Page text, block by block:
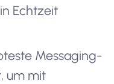
Echtzeit
Messaging-
um mit